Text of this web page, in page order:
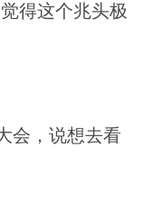
得这个兆头极
会，说想去看